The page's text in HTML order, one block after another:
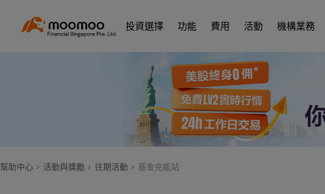
投資選擇 功能 費用 活動 機構業務
幫助中心 活動與獎勵 往期活動 基金充能站
GrabRewards & Moomoo Singapore -
March to May 2023
Moomoo SG x Grab Welcome Rewards -